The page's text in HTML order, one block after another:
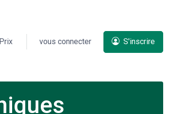
Prix vous connecter S'inscrire